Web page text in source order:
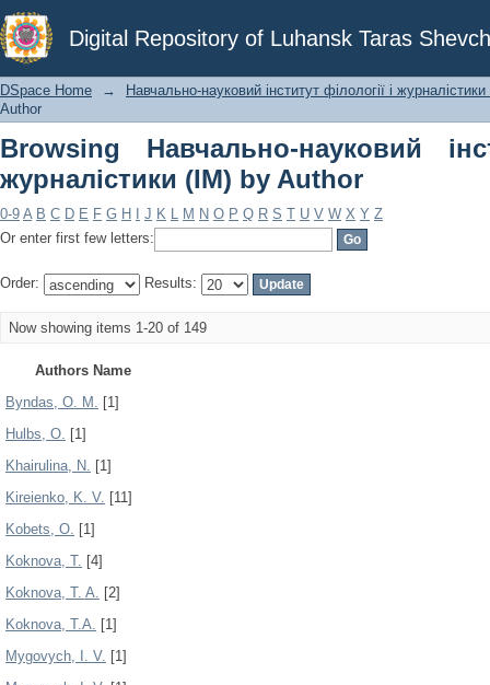
Digital Repository of Luhansk Taras
Browsing Навчально-науковий
DSpace Home →
Навчально-науковий інститут філології і
Author
Browsing Навчально-науковий
журналістики (ІМ) by Author
0-9 A B C D E F G H J K L M N O P Q R S T U V W X Y Z
Or enter first few letters:
Order: Results:
Now showing items 1-20 of 149
Authors Name
Byndas, O. M. [1]
Hulbs, О. [1]
Khairulina, N. [1]
Kireienko, K. V. [11]
Kobets, O. [1]
Koknova, T. [4]
Koknova, T. A. [2]
Koknova, T.A. [1]
Mygovych, I. V. [1]